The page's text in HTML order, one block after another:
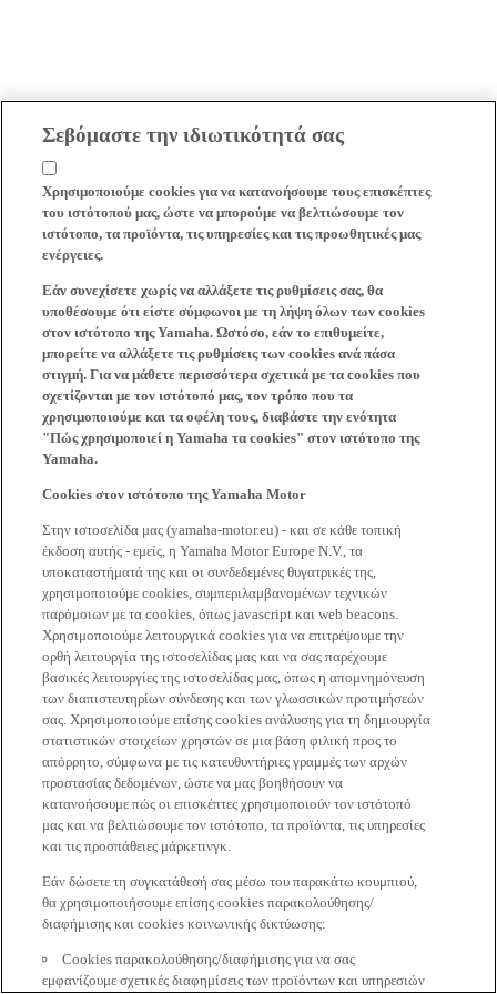
Σεβόμαστε την ιδιωτικότητά σας
Χρησιμοποιούμε cookies για να κατανοήσουμε τους επισκέπτες
του ιστότοπού μας, ώστε να μπορούμε να βελτιώσουμε τον
ιστότοπο, τα προϊόντα, τις υπηρεσίες και τις προωθητικές μας
ενέργειες.
Εάν συνεχίσετε χωρίς να αλλάξετε τις ρυθμίσεις σας, θα
υποθέσουμε ότι είστε σύμφωνοι με τη λήψη όλων των cookies
στον ιστότοπο της Yamaha. Ωστόσο, εάν το επιθυμείτε,
μπορείτε να αλλάξετε τις ρυθμίσεις των cookies ανά πάσα
στιγμή. Για να μάθετε περισσότερα σχετικά με τα cookies που
σχετίζονται με τον ιστότοπό μας, τον τρόπο που τα
χρησιμοποιούμε και τα οφέλη τους, διαβάστε την ενότητα
"Πώς χρησιμοποιεί η Yamaha τα cookies" στον ιστότοπο της
Yamaha.
Cookies στον ιστότοπο της Yamaha Motor
Στην ιστοσελίδα μας (yamaha-motor.eu) - και σε κάθε τοπική
έκδοση αυτής - εμείς, η Yamaha Motor Europe N.V., τα
υποκαταστήματά της και οι συνδεδεμένες θυγατρικές της,
χρησιμοποιούμε cookies, συμπεριλαμβανομένων τεχνικών
παρόμοιων με τα cookies, όπως javascript και web beacons.
Χρησιμοποιούμε λειτουργικά cookies για να επιτρέψουμε την
ορθή λειτουργία της ιστοσελίδας μας και να σας παρέχουμε
βασικές λειτουργίες της ιστοσελίδας μας, όπως η απομνημόνευση
των διαπιστευτηρίων σύνδεσης και των γλωσσικών προτιμήσεών
σας. Χρησιμοποιούμε επίσης cookies ανάλυσης για τη δημιουργία
στατιστικών στοιχείων χρηστών σε μια βάση φιλική προς το
απόρρητο, σύμφωνα με τις κατευθυντήριες γραμμές των αρχών
προστασίας δεδομένων, ώστε να μας βοηθήσουν να
κατανοήσουμε πώς οι επισκέπτες χρησιμοποιούν τον ιστότοπό
μας και να βελτιώσουμε τον ιστότοπο, τα προϊόντα, τις υπηρεσίες
και τις προσπάθειες μάρκετινγκ.
Εάν δώσετε τη συγκατάθεσή σας μέσω του παρακάτω κουμπιού,
θα χρησιμοποιήσουμε επίσης cookies παρακολούθησης/
διαφήμισης και cookies κοινωνικής δικτύωσης:
Cookies παρακολούθησης/διαφήμισης για να σας
εμφανίζουμε σχετικές διαφημίσεις των προϊόντων και υπηρεσιών